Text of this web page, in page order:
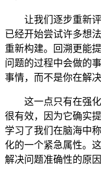
让我们逐步重新评
已经开始尝试许多想
重新构建。回溯更能
问题的过程中会做的
事情，而不是你在解
这一点只有在强化
很有效，因为它确实
学习了我们在脑海中
化的一个紧急属性。
解决问题准确性的原因